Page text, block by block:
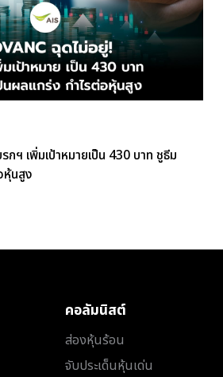
ฯ เพิ่มเป้าหมายเป็น 430 บาท ชูธีม
หุ้นสูง
คอลัมนิสต์
ส่องหุ้นร้อน
จับประเด็นหุ้นเด่น